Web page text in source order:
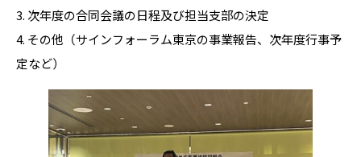
3. 次年度の合同会議の日程及び担当支部の決定
4. その他（サインフォーラム東京の事業報告、次年度行事予
定など）